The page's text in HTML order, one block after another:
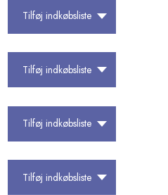
Tilføj indkøbsliste
Tilføj indkøbsliste
Tilføj indkøbsliste
Tilføj indkøbsliste